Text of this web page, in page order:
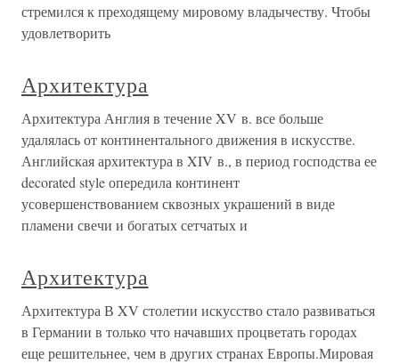
стремился к преходящему мировому владычеству. Чтобы
удовлетворить
Архитектура
Архитектура Англия в течение XV в. все больше
удалялась от континентального движения в искусстве.
Английская архитектура в XIV в., в период господства ее
decorated style опередила континент
усовершенствованием сквозных украшений в виде
пламени свечи и богатых сетчатых и
Архитектура
Архитектура В XV столетии искусство стало развиваться
в Германии в только что начавших процветать городах
еще решительнее, чем в других странах Европы.Мировая